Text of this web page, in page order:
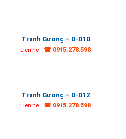
Tranh Gương – D-010
Liên hệ ☎ 0915.278.598
Tranh Gương – D-012
Liên hệ ☎ 0915.278.598